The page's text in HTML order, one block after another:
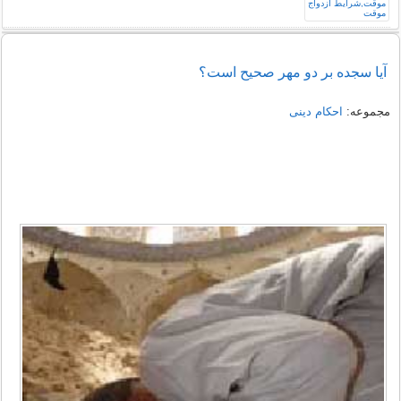
آیا سجده بر دو مهر صحیح است؟
مجموعه: احکام دینی